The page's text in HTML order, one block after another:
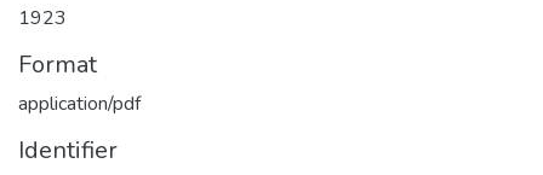
1923
Format
application/pdf
Identifier